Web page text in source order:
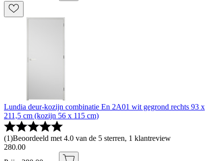
Lundia deur-kozijn combinatie En 2A01 wit gegrond rechts 93 x
211,5 cm (kozijn 56 x 115 cm)
(1)Beoordeeld met 4.0 van de 5 sterren, 1 klantreview
280.00